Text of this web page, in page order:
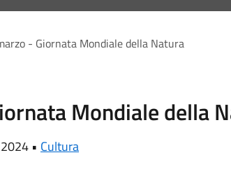
- Giornata Mondiale della Natura
Mondiale della
• Cultura